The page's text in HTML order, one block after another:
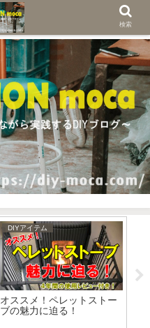
DIYアイテム
オススメ！ペレットストー
ブの魅力に迫る！
検索